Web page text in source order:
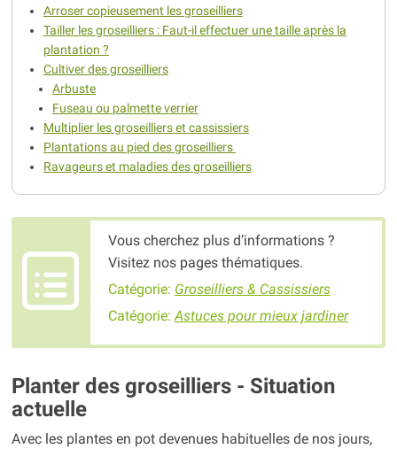
Arroser copieusement les groseilliers
Tailler les groseilliers : Faut-il effectuer une taille après la
plantation ?
Cultiver des groseilliers
Arbuste
Fuseau ou palmette verrier
Multiplier les groseilliers et cassissiers
Plantations au pied des groseilliers
Ravageurs et maladies des groseilliers
Vous cherchez plus d’informations ?
Visitez nos pages thématiques.
Catégorie: Groseilliers & Cassissiers
Catégorie:Astuces pour mieux jardiner
Planter des groseilliers - Situation
actuelle
Avec les plantes en pot devenues habituelles de nos jours,